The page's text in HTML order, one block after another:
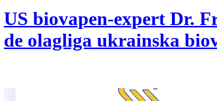
US biovapen-expert Dr.
de olagliga ukrainska